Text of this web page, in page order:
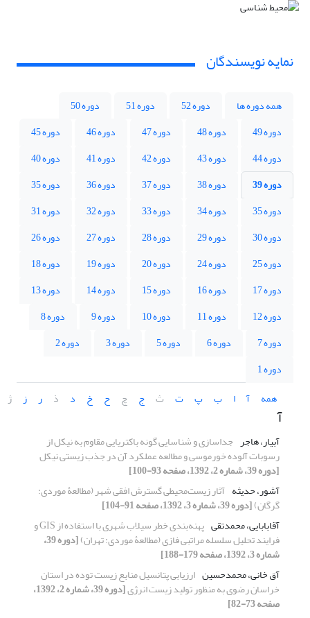
نمایه نویسندگان
همه دوره ها دوره 52 دوره 51
دوره 50
دوره 49
دوره 48 دوره 47 دوره 46
دوره 45
دوره 44
دوره 43 دوره 42 دوره 41
دوره 40
دوره 39
دوره 38 دوره 37 دوره 36
دوره 35
دوره 35
دوره 34 دوره 33 دوره 32
دوره 31
دوره 30
دوره 29 دوره 28 دوره 27
دوره 26
دوره 25
دوره 24 دوره 20 دوره 19
دوره 18
دوره 17
دوره 16 دوره 15 دوره 14
دوره 13
دوره 12
دوره 11 دوره 10 دوره 9
دوره 8
دوره 7
دوره 6 دوره 5 دوره 3
دوره 2
دوره 1
همه
آ ا ب پ ت ث ج چ ح خ د ذ ر ز ژ
آ
آبیار، هاجر جداسازی و شناسایی گونه باکتریایی مقاوم به نیکل از
رسوبات آلوده خورموسی و مطالعه عملکرد آن در جذب زیستی نیکل
[دوره 39، شماره 2، 1392، صفحه 93-100]
آشور، حدیثه آثار زیست‌محیطی گسترش افقی شهر (مطالعۀ موردی:
گرگان)[دوره 39، شماره 3، 1392، صفحه 91-104]
آقابابایی، محمدتقی
پهنه‌بندی خطر سیلاب شهری با استفاده از GIS و
فرایند تحلیل سلسله مراتبی فازی (مطالعۀ موردی: تهران) [دوره 39،
شماره 3، 1392، صفحه 179-188]
آق خانی، محمدحسین ارزیابی پتانسیل منابع زیست توده در استان
خراسان رضوی به منظور تولید زیست انرژی [دوره 39، شماره 2، 1392،
صفحه 73-82]